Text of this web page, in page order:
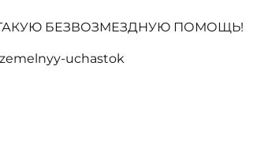
БЕЗВОЗМЕЗДНУЮ ПОМОЩЬ!
uchastok